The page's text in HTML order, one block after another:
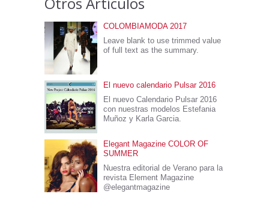
COLOMBIAMODA 2017
Leave blank to use trimmed value
of full text as the summary.
El nuevo calendario Pulsar 2016
El nuevo Calendario Pulsar 2016
con nuestras modelos Estefania
Muñoz y Karla Garcia.
Elegant Magazine COLOR OF
SUMMER
Nuestra editorial de Verano para la
revista Element Magazine
@elegantmagazine